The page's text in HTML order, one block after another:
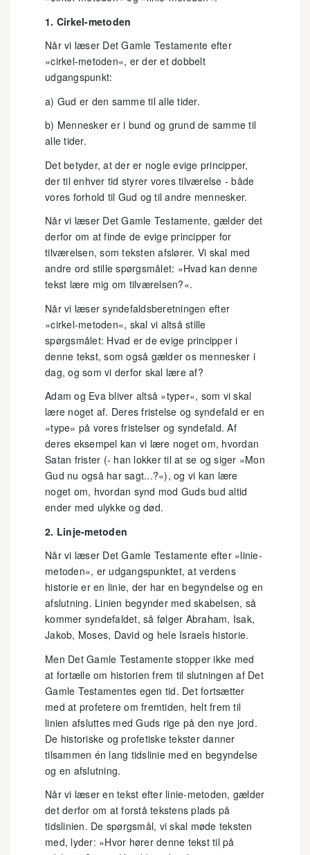
1. Cirkel-metoden
Når vi læser Det Gamle Testamente efter
»cirkel-metoden«, er der et dobbelt
udgangspunkt:
a) Gud er den samme til alle tider.
b) Mennesker er i bund og grund de samme til
alle tider.
Det betyder, at der er nogle evige principper,
der til enhver tid styrer vores tilværelse - både
vores forhold til Gud og til andre mennesker.
Når vi læser Det Gamle Testamente, gælder det
derfor om at finde de evige principper for
tilværelsen, som teksten afslører. Vi skal med
andre ord stille spørgsmålet: »Hvad kan denne
tekst lære mig om tilværelsen?«.
Når vi læser syndefaldsberetningen efter
»cirkel-metoden«, skal vi altså stille
spørgsmålet: Hvad er de evige principper i
denne tekst, som også gælder os mennesker i
dag, og som vi derfor skal lære af?
Adam og Eva bliver altså »typer«, som vi skal
lære noget af. Deres fristelse og syndefald er en
»type« på vores fristelser og syndefald. Af
deres eksempel kan vi lære noget om, hvordan
Satan frister (- han lokker til at se og siger »Mon
Gud nu også har sagt...?«), og vi kan lære
noget om, hvordan synd mod Guds bud altid
ender med ulykke og død.
2. Linje-metoden
Når vi læser Det Gamle Testamente efter »linie-
metoden«, er udgangspunktet, at verdens
historie er en linie, der har en begyndelse og en
afslutning. Linien begynder med skabelsen, så
kommer syndefaldet, så følger Abraham, Isak,
Jakob, Moses, David og hele Israels historie.
Men Det Gamle Testamente stopper ikke med
at fortælle om historien frem til slutningen af Det
Gamle Testamentes egen tid. Det fortsætter
med at profetere om fremtiden, helt frem til
linien afsluttes med Guds rige på den nye jord.
De historiske og profetiske tekster danner
tilsammen én lang tidslinie med en begyndelse
og en afslutning.
Når vi læser en tekst efter linie-metoden, gælder
det derfor om at forstå tekstens plads på
tidslinien. De spørgsmål, vi skal møde teksten
med, lyder: »Hvor hører denne tekst til på